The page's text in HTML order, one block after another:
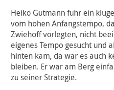
Heiko Gutmann fuhr ein
vom hohen Anfangstempo,
Zwiehoff vorlegten, nicht
eigenes Tempo gesucht und
hinten kam, da war es auch
bleiben. Er war am Berg
zu seiner Strategie.